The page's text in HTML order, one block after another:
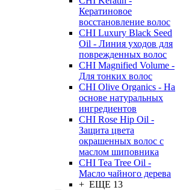
Кератиновое
восстановление волос
CHI Luxury Black Seed
Oil - Линия уходов для
поврежденных волос
CHI Magnified Volume -
Для тонких волос
CHI Olive Organics - На
основе натуральных
ингредиентов
CHI Rose Hip Oil -
Защита цвета
окрашенных волос с
маслом шиповника
CHI Tea Tree Oil -
Масло чайного дерева
+ ЕЩЕ 13